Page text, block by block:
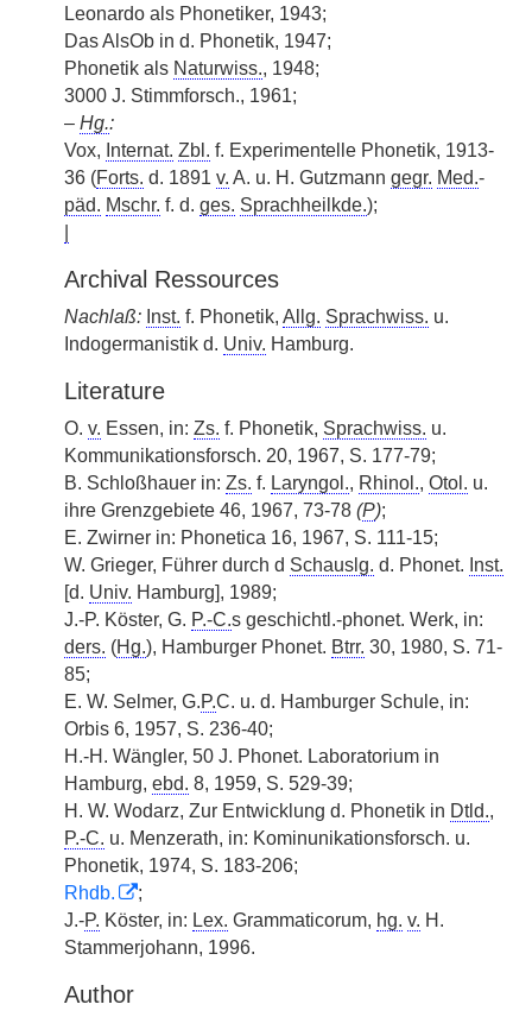
Leonardo als Phonetiker, 1943;
Das AlsOb in d. Phonetik, 1947;
Phonetik als Naturwiss., 1948;
3000 J. Stimmforsch., 1961;
– Hg.:
Vox, Internat. Zbl. f. Experimentelle Phonetik, 1913-
36 (Forts. d. 1891 v. A. u. H. Gutzmann gegr. Med.-
päd. Mschr. f. d. ges. Sprachheilkde.);
Archival Ressources
Nachlaß: Inst. f. Phonetik, Allg. Sprachwiss. u.
Indogermanistik d. Univ. Hamburg.
Literature
O. v. Essen, in: Zs. f. Phonetik, Sprachwiss. u.
Kommunikationsforsch. 20, 1967, S. 177-79;
B. Schloßhauer in: Zs. f. Laryngol., Rhinol., Otol. u.
ihre Grenzgebiete 46, 1967, 73-78 (P);
E. Zwirner in: Phonetica 16, 1967, S. 111-15;
W. Grieger, Führer durch d Schauslg. d. Phonet. Inst.
[d. Univ. Hamburg], 1989;
J.-P. Köster, G. P.-C.s geschichtl.-phonet. Werk, in:
ders. (Hg.), Hamburger Phonet. Btrr. 30, 1980, S. 71-
85;
E. W. Selmer, G.P.C. u. d. Hamburger Schule, in:
Orbis 6, 1957, S. 236-40;
H.-H. Wängler, 50 J. Phonet. Laboratorium in
Hamburg, ebd. 8, 1959, S. 529-39;
H. W. Wodarz, Zur Entwicklung d. Phonetik in Dtld.,
P.-C. u. Menzerath, in: Kominunikationsforsch. u.
Phonetik, 1974, S. 183-206;
Rhdb.
;
J.-P. Köster, in: Lex. Grammaticorum, hg. v. H.
Stammerjohann, 1996.
Author